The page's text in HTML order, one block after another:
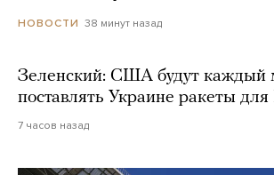
НОВОСТИ 38 минут назад
Зеленский: США будут каждый
поставлять Украине ракеты
7 часов назад